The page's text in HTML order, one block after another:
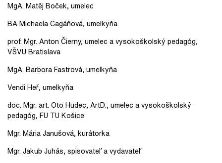
MgA. Matěj Boček, umelec
BA Michaela Cagáňová, umelkyňa
prof. Mgr. Anton Čierny, umelec a vysokoškolský pedagóg,
VŠVU Bratislava
MgA. Barbora Fastrová, umelkyňa
Vendi Heř, umelkyňa
doc. Mgr. art. Oto Hudec, ArtD., umelec a vysokoškolský
pedagóg, FU TU Košice
Mgr. Mária Janušová, kurátorka
Mgr. Jakub Juhás, spisovateľa vydavateľ